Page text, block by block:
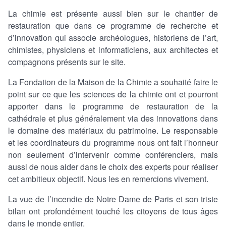
La chimie est présente aussi bien sur le chantier de
restauration que dans ce programme de recherche et
d’innovation qui associe archéologues, historiens de l’art,
chimistes, physiciens et informaticiens, aux architectes et
compagnons présents sur le site.
La Fondation de la Maison de la Chimie a souhaité faire le
point sur ce que les sciences de la chimie ont et pourront
apporter dans le programme de restauration de la
cathédrale et plus généralement via des innovations dans
le domaine des matériaux du patrimoine. Le responsable
et les coordinateurs du programme nous ont fait l’honneur
non seulement d’intervenir comme conférenciers, mais
aussi de nous aider dans le choix des experts pour réaliser
cet ambitieux objectif. Nous les en remercions vivement.
La vue de l’incendie de Notre Dame de Paris et son triste
bilan ont profondément touché les citoyens de tous âges
dans le monde entier.